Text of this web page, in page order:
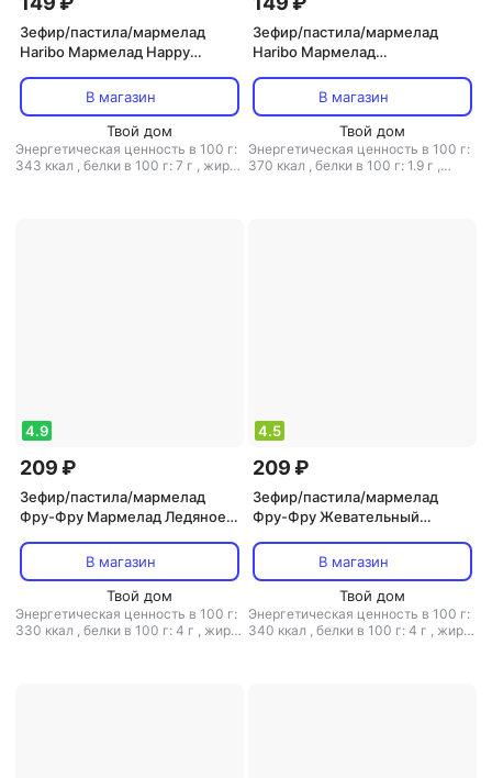
Зефир/пастила/мармелад
Haribo Мармелад Happy
В магазин
Твой дом
Энергетическая ценность в 100 г:
343 ккал , белки в 100 г: 7 г , жиры
Зефир/пастила/мармелад
Haribo Мармелад
В магазин
Твой дом
Энергетическая ценность в 100 г:
370 ккал , белки в 100 г: 1.9 г ,
4.9
209 ₽
Зефир/пастила/мармелад
Фру-Фру Мармелад Ледяное
В магазин
Твой дом
Энергетическая ценность в 100 г:
330 ккал , белки в 100 г: 4 г , жиры
4.5
209 ₽
Зефир/пастила/мармелад
Фру-Фру Жевательный
В магазин
Твой дом
Энергетическая ценность в 100 г:
340 ккал , белки в 100 г: 4 г , жиры